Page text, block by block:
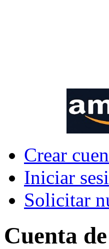
Crear
Iniciar
Solicitar
Cuenta